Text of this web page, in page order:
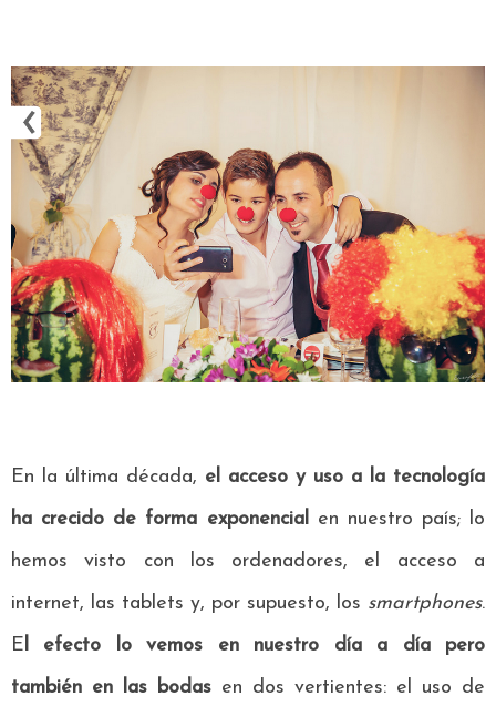
En la última década, el acceso y uso a la tecnología
ha crecido de forma exponencial
en nuestro país; lo
hemos visto con los ordenadores, el acceso a
internet, las tablets y, por supuesto, los smartphones.
E l efecto lo vemos en nuestro día a día pero
también en las bodas en dos vertientes: el uso de